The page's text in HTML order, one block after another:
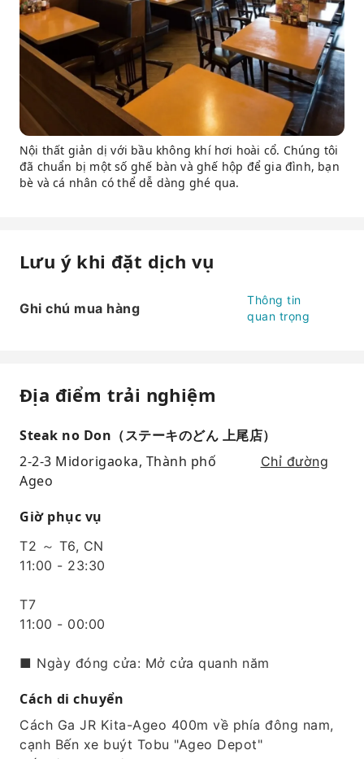
Nội thất giản dị với bầu không khí hơi hoài cổ. Chúng tôi
đã chuẩn bị một số ghế bàn và ghế hộp để gia đình, bạn
bè và cá nhân có thể dễ dàng ghé qua.
Lưu ý khi đặt dịch vụ
Ghi chú mua hàng
Thông tin
quan trọng
Địa điểm trải nghiệm
Steak no Don（ステーキのどん 上尾店）
2-2-3 Midorigaoka, Thành phố
Ageo
Chỉ đường
Giờ phục vụ
T2 ～ T6, CN
11:00 - 23:30
T7
11:00 - 00:00
■ Ngày đóng cửa: Mở cửa quanh năm
Cách di chuyển
Cách Ga JR Kita-Ageo 400m về phía đông nam,
cạnh Bến xe buýt Tobu "Ageo Depot"